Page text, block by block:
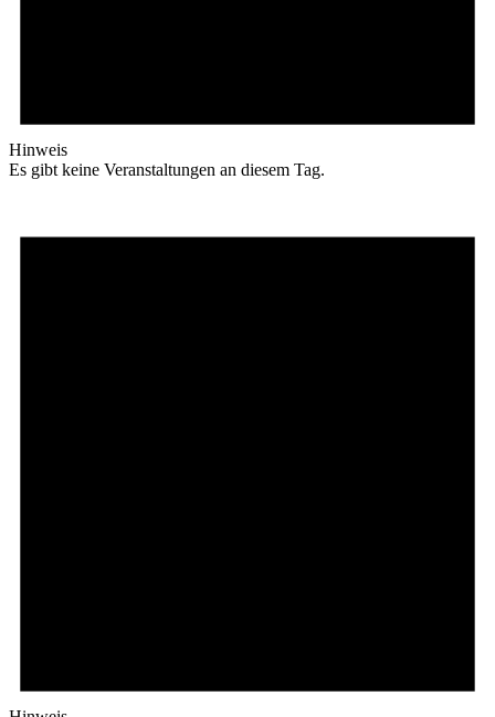
Hinweis
Es gibt keine Veranstaltungen an diesem Tag.